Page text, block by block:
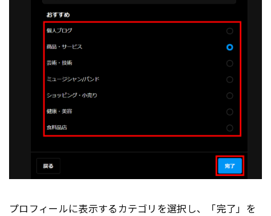
プロフィールに表示するカテゴリを選択し、「完了」を